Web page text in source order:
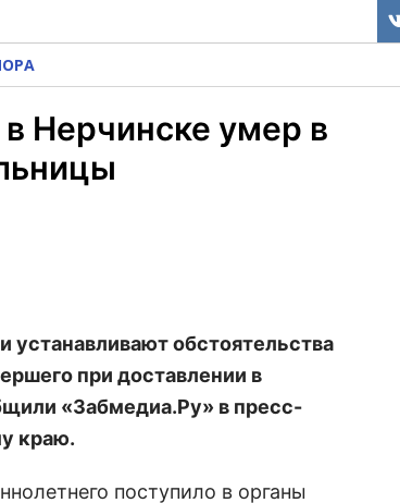
Нерчинске умер в
устанавливают обстоятельства
при доставлении в
«Забмедиа.Ру» в пресс-
краю.
поступило в органы